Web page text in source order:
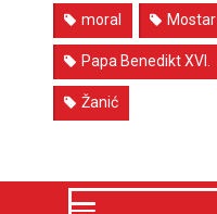
moral Mostar
Papa Benedikt XVI.
Žanić